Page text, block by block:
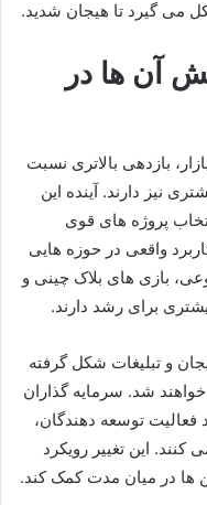
می گیرد تا هیجان شدید.
آن ها در
بازدهی بالاتری نسبت
نیز دارند. آینده این
پروژه های قوی
واقعی در حوزه هایی
بازی های بلاک چینی و
برای رشد دارند.
و تبلیغات شکل گرفته
خواهند شد. سرمایه گذاران
توسعه دهندگان،
کنند. این تغییر رویکرد
ها در میان مدت کمک کند.